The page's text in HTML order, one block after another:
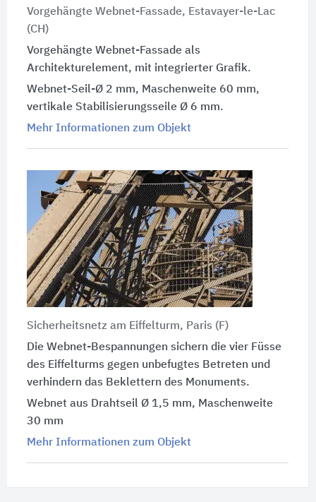
Vorgehängte Webnet-Fassade, Estavayer-le-Lac
(CH)
Vorgehängte Webnet-Fassade als
Architekturelement, mit integrierter Grafik.
Webnet-Seil-Ø 2 mm, Maschenweite 60 mm,
vertikale Stabilisierungsseile Ø 6 mm.
Mehr Informationen zum Objekt
Sicherheitsnetz am Eiffelturm, Paris (F)
Die Webnet-Bespannungen sichern die vier Füsse
des Eiffelturms gegen unbefugtes Betreten und
verhindern das Beklettern des Monuments.
Webnet aus Drahtseil Ø 1,5 mm, Maschenweite
30 mm
Mehr Informationen zum Objekt